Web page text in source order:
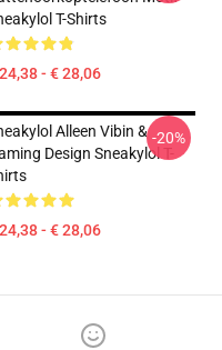
T-Shirts
- € 28,06
Alleen Vibin &
Design Sneakylol T-
- € 28,06
-20%